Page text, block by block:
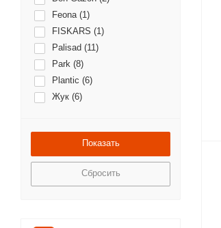
Feona (1)
FISKARS (1)
Palisad (11)
Park (8)
Plantic (6)
Жук (6)
Сбросить